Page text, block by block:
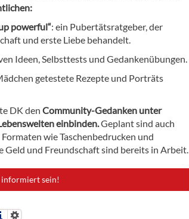
powerful“: ein Pubertätsratgeber, der
und erste Liebe behandelt.
Ideen, Selbsttests und Gedankenübungen.
getestete Rezepte und Porträts
DK den Community-Gedanken unter
einbinden.Geplant sind auch
wie Taschenbedrucken und
Geld und Freundschaft sind bereits in Arbeit.
informiert sein!